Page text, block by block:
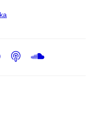
Spotify
Podcast